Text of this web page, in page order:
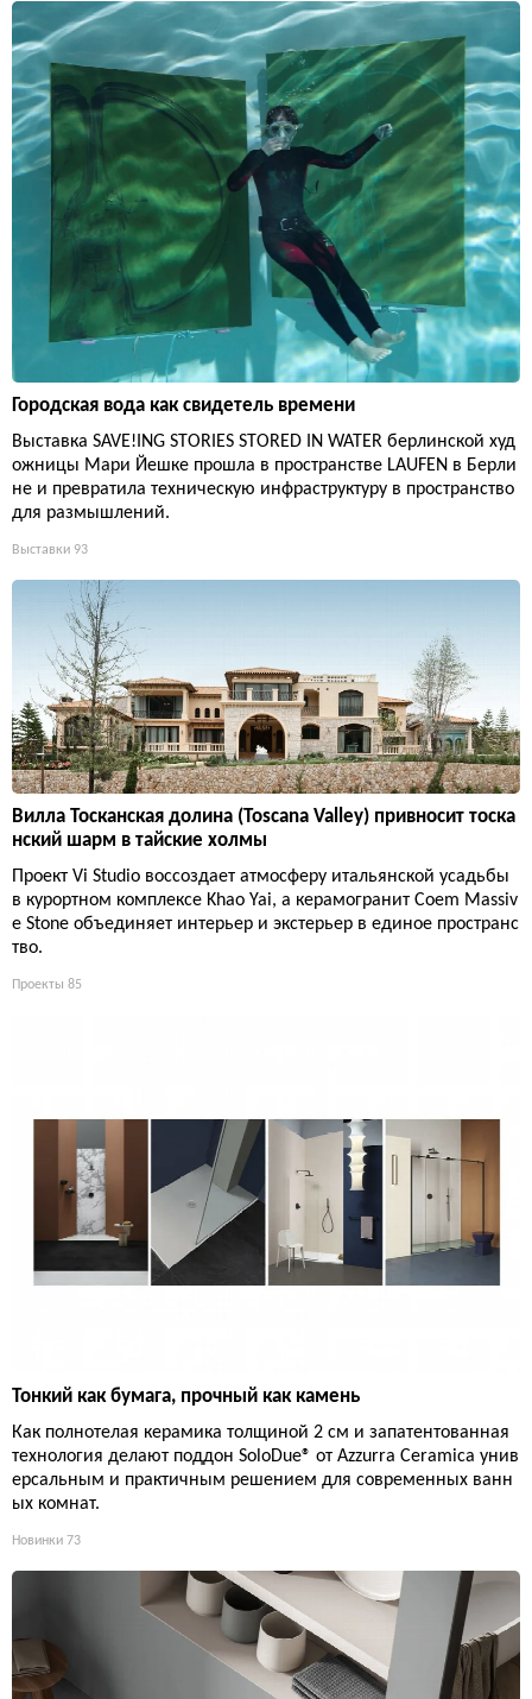
Городская вода как свидетель времени
Выставка SAVE!ING STORIES STORED IN WATER берлинской худ
ожницы Мари Йешке прошла в пространстве LAUFEN в Берли
не и превратила техническую инфраструктуру в пространство
для размышлений.
Выставки 93
Вилла Тосканская долина (Toscana Valley) привносит тоска
нский шарм в тайские холмы
Проект Vi Studio воссоздает атмосферу итальянской усадьбы
в курортном комплексе Khao Yai, а керамогранит Coem Massiv
e Stone объединяет интерьер и экстерьер в единое пространс
тво.
Проекты 85
Тонкий как бумага, прочный как камень
Как полнотелая керамика толщиной 2 см и запатентованная
технология делают поддон SoloDue® от Azzurra Ceramica унив
ерсальным и практичным решением для современных ванн
ых комнат.
Новинки 73